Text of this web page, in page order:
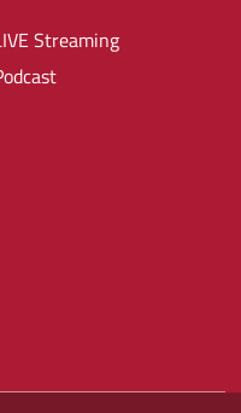
LIVE Streaming
Podcast